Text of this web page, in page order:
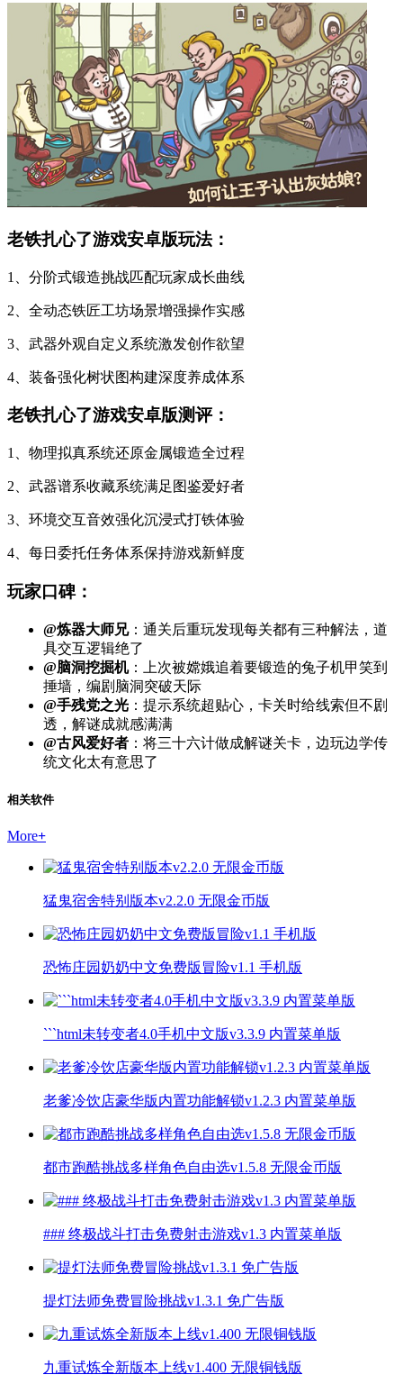
老铁扎心了游戏安卓版玩法：
1、分阶式锻造挑战匹配玩家成长曲线
2、全动态铁匠工坊场景增强操作实感
3、武器外观自定义系统激发创作欲望
4、装备强化树状图构建深度养成体系
老铁扎心了游戏安卓版测评：
1、物理拟真系统还原金属锻造全过程
2、武器谱系收藏系统满足图鉴爱好者
3、环境交互音效强化沉浸式打铁体验
4、每日委托任务体系保持游戏新鲜度
玩家口碑：
@炼器大师兄：通关后重玩发现每关都有三种解法，道
具交互逻辑绝了
@脑洞挖掘机：上次被嫦娥追着要锻造的兔子机甲笑到
捶墙，编剧脑洞突破天际
@手残党之光 ：提示系统超贴心，卡关时给线索但不剧
透，解谜成就感满满
@古风爱好者 ：将三十六计做成解谜关卡，边玩边学传
统文化太有意思了
相关软件
More+
猛鬼宿舍特别版本v2.2.0 无限金币版
恐怖庄园奶奶中文免费版冒险v1.1 手机版
```html未转变者4.0手机中文版v3.3.9 内置菜单版
老爹冷饮店豪华版内置功能解锁v1.2.3 内置菜单版
都市跑酷挑战多样角色自由选v1.5.8 无限金币版
### 终极战斗打击免费射击游戏v1.3 内置菜单版
提灯法师免费冒险挑战v1.3.1 免广告版
九重试炼全新版本上线v1.400 无限铜钱版